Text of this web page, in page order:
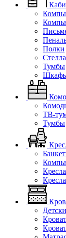
Полки
Тумбы
ТВ-
Тумбы
Кресла